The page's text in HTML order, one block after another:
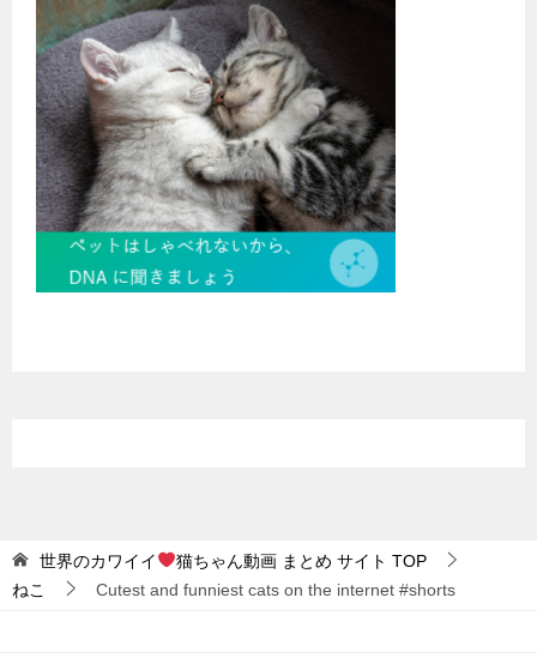
世界のカワイイ 猫ちゃん動画 まとめ サイト TOP
ねこ
Cutest and funniest cats on the internet #shorts